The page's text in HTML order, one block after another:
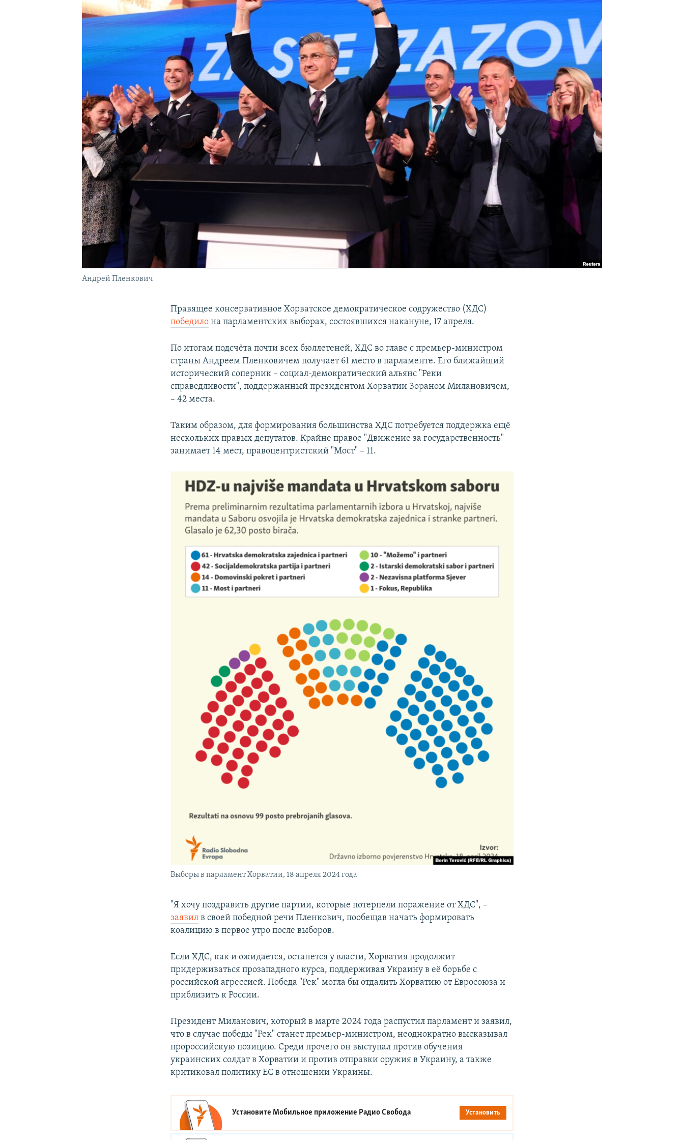
ПОДПИШИТЕСЬ НА РАССЫЛКУ
Андрей Пленкович
Правящее консервативное Хорватское демократическое содружество (ХДС)
победило на парламентских выборах, состоявшихся накануне, 17 апреля.
По итогам подсчёта почти всех бюллетеней, ХДС во главе с премьер-министром
страны Андреем Пленковичем получает 61 место в парламенте. Его ближайший
исторический соперник – социал-демократический альянс "Реки
справедливости", поддержанный президентом Хорватии Зораном Милановичем,
– 42 места.
Таким образом, для формирования большинства ХДС потребуется поддержка ещё
нескольких правых депутатов. Крайне правое "Движение за государственность"
занимает 14 мест, правоцентристский "Мост" – 11.
Выборы в парламент Хорватии, 18 апреля 2024 года
"Я хочу поздравить другие партии, которые потерпели поражение от ХДС", –
заявил в своей победной речи Пленкович, пообещав начать формировать
коалицию в первое утро после выборов.
Если ХДС, как и ожидается, останется у власти, Хорватия продолжит
придерживаться прозападного курса, поддерживая Украину в её борьбе с
российской агрессией. Победа "Рек" могла бы отдалить Хорватию от Евросоюза и
приблизить к России.
Президент Миланович, который в марте 2024 года распустил парламент и заявил,
что в случае победы "Рек" станет премьер-министром, неоднократно высказывал
пророссийскую позицию. Среди прочего он выступал против обучения
украинских солдат в Хорватии и против отправки оружия в Украину, а также
критиковал политику ЕС в отношении Украины.
Установите Мобильное приложение Радио Свобода Установить